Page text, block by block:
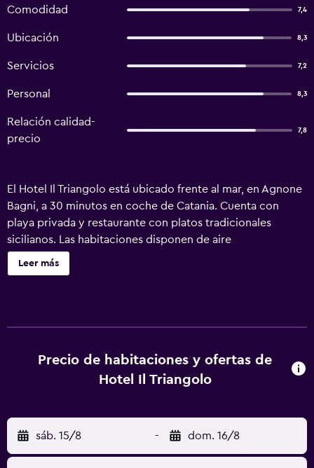
Comodidad 7,4
Ubicación 8,3
Servicios 7,2
Personal 8,3
Relación calidad-
precio
7,8
El Hotel Il Triangolo está ubicado frente al mar, en Agnone
Bagni, a 30 minutos en coche de Catania. Cuenta con
playa privada y restaurante con platos tradicionales
sicilianos. Las habitaciones disponen de aire
acondicionado y baño con secador de pelo y artículos de
aseo. Algunas tienen vistas al mar. Por la noche, el
Leer más
Precio de habitaciones y ofertas de
Hotel Il Triangolo
sáb. 15/8 - dom. 16/8